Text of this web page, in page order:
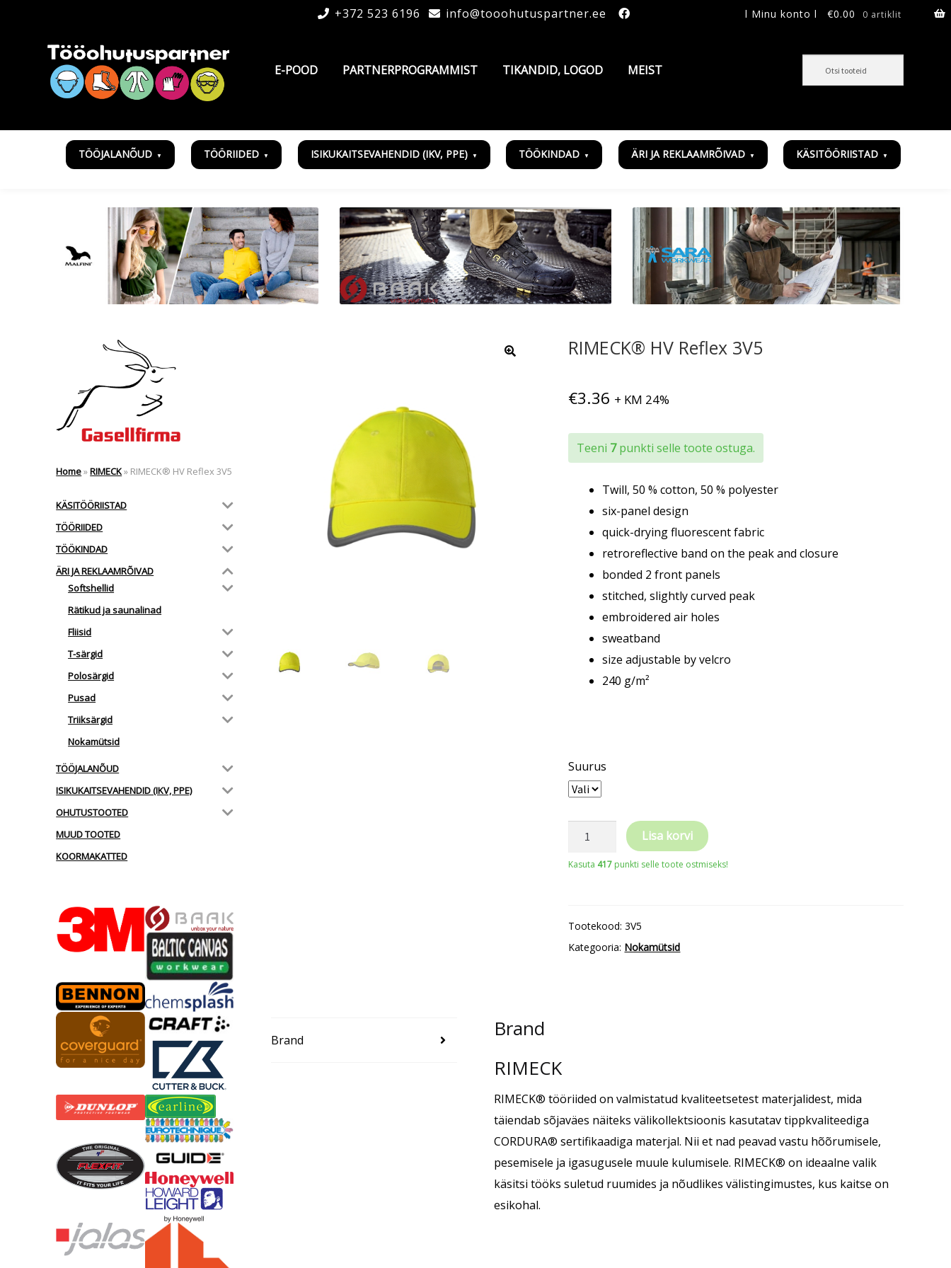
€0.00 0 artiklit
+372 523 6196 info@tooohutuspartner.ee l Minu konto l
E-POOD PARTNERPROGRAMMIST TIKANDID, LOGOD MEIST
TÖÖJALANÕUD TÖÖRIIDED ISIKUKAITSEVAHENDID (IKV, PPE) TÖÖKINDAD ÄRI JA REKLAAMRÕIVAD KÄSITÖÖRIISTAD
RIMECK® HV Reflex 3V5
€3.36 + KM 24%
Teeni 7punkti selle toote ostuga.
Twill, 50 % cotton, 50 % polyester
six-panel design
quick-drying fluorescent fabric
retroreflective band on the peak and closure
bonded 2 front panels
stitched, slightly curved peak
embroidered air holes
sweatband
size adjustable by velcro
240 g/m²
Suurus
RIMECK®
Lisa korvi
Kasuta 417 punkti selle toote ostmiseks!
Tootekood:3V5
Kategooria: Nokamütsid
Brand
Brand
RIMECK
RIMECK® tööriided on valmistatud kvaliteetsetest materjalidest, mida
täiendab sõjaväes näiteks välikollektsioonis kasutatav tippkvaliteediga
CORDURA® sertifikaadiga materjal. Nii et nad peavad vastu hõõrumisele,
pesemisele ja igasugusele muule kulumisele. RIMECK® on ideaalne valik
käsitsi tööks suletud ruumides ja nõudlikes välistingimustes, kus kaitse on
esikohal.
Home»RIMECK» RIMECK® HV Reflex 3V5
KÄSITÖÖRIISTAD
TÖÖRIIDED
TÖÖKINDAD
ÄRI JA REKLAAMRÕIVAD
Softshellid
Rätikud ja saunalinad
Fliisid
T-särgid
Polosärgid
Pusad
Triiksärgid
Nokamütsid
TÖÖJALANÕUD
ISIKUKAITSEVAHENDID (IKV, PPE)
OHUTUSTOOTED
MUUD TOOTED
KOORMAKATTED